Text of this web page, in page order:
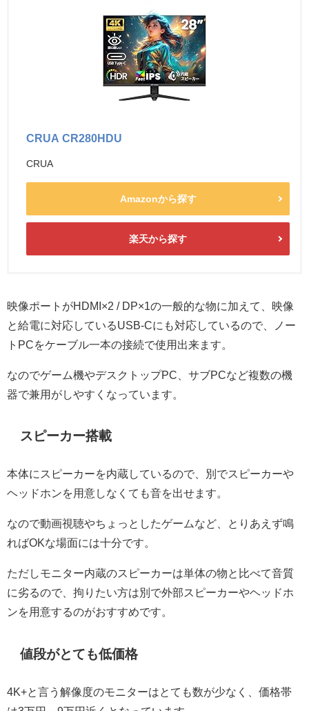
CRUA CR280HDU
CRUA
Amazonから探す
楽天から探す
映像ポートがHDMI×2 / DP×1の一般的な物に加えて、映像
と給電に対応しているUSB-Cにも対応しているので、ノー
トPCをケーブル一本の接続で使用出来ます。
なのでゲーム機やデスクトップPC、サブPCなど複数の機
器で兼用がしやすくなっています。
スピーカー搭載
本体にスピーカーを内蔵しているので、別でスピーカーや
ヘッドホンを用意しなくても音を出せます。
なので動画視聴やちょっとしたゲームなど、とりあえず鳴
ればOKな場面には十分です。
ただしモニター内蔵のスピーカーは単体の物と比べて音質
に劣るので、拘りたい方は別で外部スピーカーやヘッドホ
ンを用意するのがおすすめです。
値段がとても低価格
4K+と言う解像度のモニターはとても数が少なく、価格帯